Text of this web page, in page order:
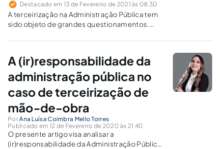
Destacado em 13 de Fevereiro de 2021 às 08:30
A terceirização na Administração Pública tem
sido objeto de grandes questionamentos.
comprovar a negligência administrativa, bem
para pagamento das ações trabalhistas.
A (ir)responsabilidade da
administração pública no
caso de terceirização de
mão-de-obra
PorAna Luísa Coimbra Mello Torres
Publicado em 12 de Fevereiro de 2020 às 21:40
O presente artigo visa analisar a
(ir)responsabilidade da Administração Pública